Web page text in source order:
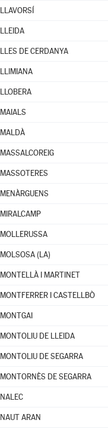
LLAVORSÍ
LLEIDA
LLES DE CERDANYA
LLIMIANA
LLOBERA
MAIALS
MALDÀ
MASSALCOREIG
MASSOTERES
MENÀRGUENS
MIRALCAMP
MOLLERUSSA
MOLSOSA (LA)
MONTELLÀ I MARTINET
MONTFERRER I CASTELLBÒ
MONTGAI
MONTOLIU DE LLEIDA
MONTOLIU DE SEGARRA
MONTORNÈS DE SEGARRA
NALEC
NAUT ARAN